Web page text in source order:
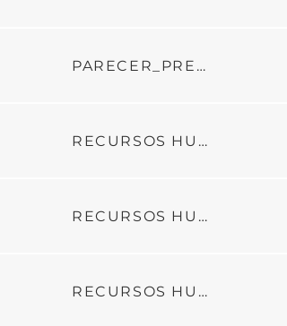
PARECER_PREST_DE_CONTAS_3_PARCELA_ADIT_04_C_GESTAO_2024
RECURSOS HUMANOS_PARTE1
RECURSOS HUMANOS_PARTE2
RECURSOS HUMANOS_PARTE3